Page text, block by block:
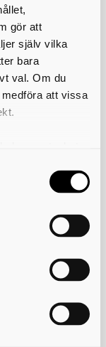
gör att
själv vilka
bara
val. Om du
att vissa
ner på sidan